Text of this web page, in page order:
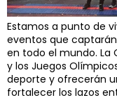
Estamos a punto de
eventos que
en todo el mundo. La
y los Juegos
deporte y ofrecerán
fortalecer los lazos